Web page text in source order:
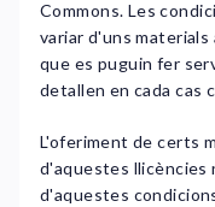
Commons. Les
variar d'uns materials
que es puguin fer
detallen en cada cas
L'oferiment de certs
d'aquestes llicències
d'aquestes